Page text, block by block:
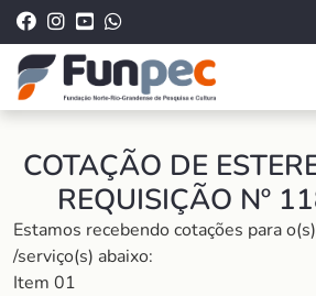
COTAÇÃO DE
REQUISIÇÃO Nº
Estamos recebendo cotações para
/serviço(s) abaixo:
Item 01